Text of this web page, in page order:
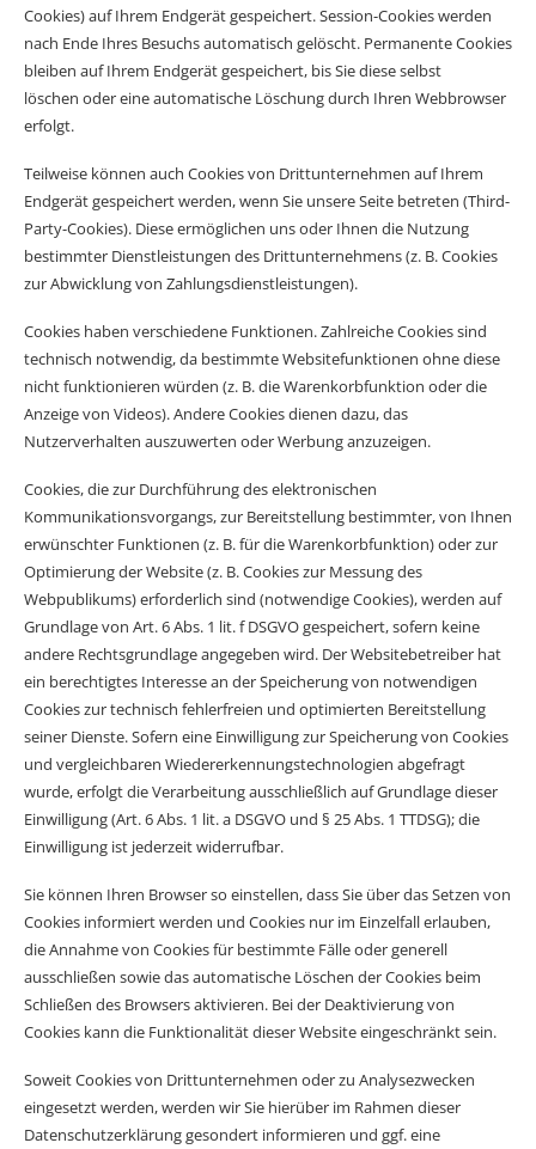
Cookies) auf Ihrem Endgerät gespeichert. Session-Cookies werden
nach Ende Ihres Besuchs automatisch gelöscht. Permanente Cookies
bleiben auf Ihrem Endgerät gespeichert, bis Sie diese selbst
löschen oder eine automatische Löschung durch Ihren Webbrowser
erfolgt.
Teilweise können auch Cookies von Drittunternehmen auf Ihrem
Endgerät gespeichert werden, wenn Sie unsere Seite betreten (Third-
Party-Cookies). Diese ermöglichen uns oder Ihnen die Nutzung
bestimmter Dienstleistungen des Drittunternehmens (z. B. Cookies
zur Abwicklung von Zahlungsdienstleistungen).
Cookies haben verschiedene Funktionen. Zahlreiche Cookies sind
technisch notwendig, da bestimmte Websitefunktionen ohne diese
nicht funktionieren würden (z. B. die Warenkorbfunktion oder die
Anzeige von Videos). Andere Cookies dienen dazu, das
Nutzerverhalten auszuwerten oder Werbung anzuzeigen.
Cookies, die zur Durchführung des elektronischen
Kommunikationsvorgangs, zur Bereitstellung bestimmter, von Ihnen
erwünschter Funktionen (z. B. für die Warenkorbfunktion) oder zur
Optimierung der Website (z. B. Cookies zur Messung des
Webpublikums) erforderlich sind (notwendige Cookies), werden auf
Grundlage von Art. 6 Abs. 1 lit. f DSGVO gespeichert, sofern keine
andere Rechtsgrundlage angegeben wird. Der Websitebetreiber hat
ein berechtigtes Interesse an der Speicherung von notwendigen
Cookies zur technisch fehlerfreien und optimierten Bereitstellung
seiner Dienste. Sofern eine Einwilligung zur Speicherung von Cookies
und vergleichbaren Wiedererkennungstechnologien abgefragt
wurde, erfolgt die Verarbeitung ausschließlich auf Grundlage dieser
Einwilligung (Art. 6 Abs. 1 lit. a DSGVO und § 25 Abs. 1 TTDSG); die
Einwilligung ist jederzeit widerrufbar.
Sie können Ihren Browser so einstellen, dass Sie über das Setzen von
Cookies informiert werden und Cookies nur im Einzelfall erlauben,
die Annahme von Cookies für bestimmte Fälle oder generell
ausschließen sowie das automatische Löschen der Cookies beim
Schließen des Browsers aktivieren. Bei der Deaktivierung von
Cookies kann die Funktionalität dieser Website eingeschränkt sein.
Soweit Cookies von Drittunternehmen oder zu Analysezwecken
eingesetzt werden, werden wir Sie hierüber im Rahmen dieser
Datenschutzerklärung gesondert informieren und ggf. eine